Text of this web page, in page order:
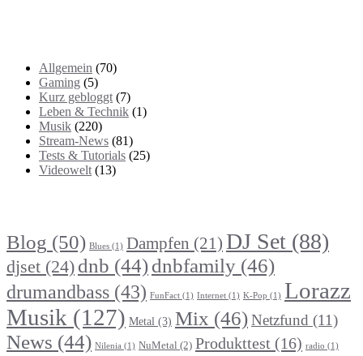
Allgemein (70)
Gaming (5)
Kurz gebloggt (7)
Leben & Technik (1)
Musik (220)
Stream-News (81)
Tests & Tutorials (25)
Videowelt (13)
Blog (50) Blues (1) Dampfen (21) DJ Set (88)
djset (24) dnb (44)dnbfamily (46)
drumandbass (43) FunFact (1) Internet (1) K-Pop (1) Lorazz
Musik (127) Metal (3) Mix (46)Netzfund (11)
News (44) Nilenia (1) NuMetal (2) Produkttest (16) radio (1)